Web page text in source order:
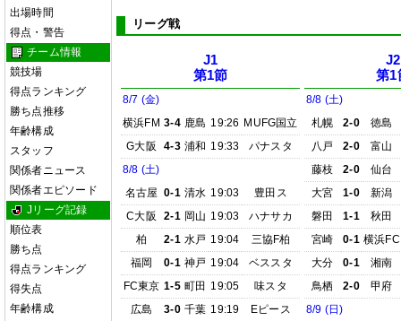
出場時間
得点・警告
チーム情報
競技場
得点ランキング
勝ち点推移
年齢構成
スタッフ
関係者ニュース
関係者エピソード
Jリーグ記録
順位表
勝ち点
得点ランキング
得失点
年齢構成
リーグ戦
J1
第1節
8/7 (金)
横浜FM 3-4 鹿島 19:26 MUFG国立
G大阪
4-3 浦和 19:33
パナスタ
8/8 (土)
名古屋 0-1 清水 19:03
豊田ス
C大阪
2-1 岡山 19:03
ハナサカ
柏
2-1 水戸 19:04
三協F柏
福岡
0-1 神戸 19:04
ベススタ
FC東京 1-5 町田 19:05
味スタ
広島
3-0 千葉 19:19
Eピース
J2
第1
8/8 (土)
札幌
2-0
徳島
八戸
2-0
富山
藤枝
2-0
仙台
大宮
1-0
新潟
磐田
1-1
秋田
宮崎
0-1 横浜FC
大分
0-1
湘南
鳥栖
2-0
甲府
8/9 (日)